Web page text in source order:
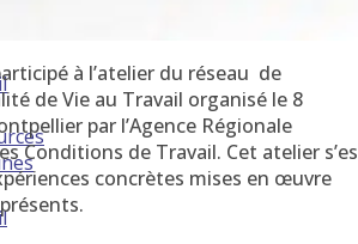
à l’atelier du réseau de
de Vie au Travail organisé le 8
par l’Agence Régionale
Conditions de Travail. Cet atelier
concrètes mises en œuvre